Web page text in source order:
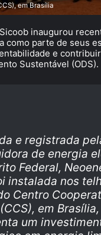
em Brasília
inaugurou
como parte de seus
e
Sustentável (ODS).
e registrada
de energia
Federal,
instalada nos
Centro
em
um